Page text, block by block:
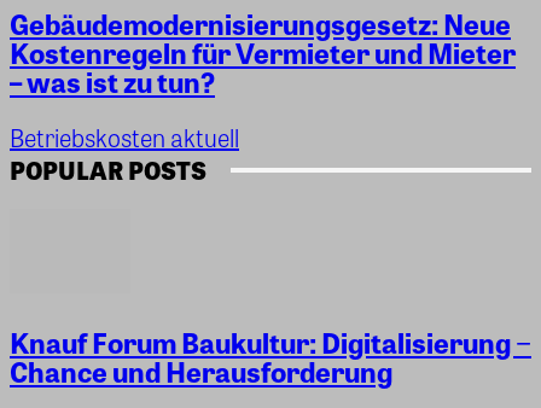
Gebäudemodernisierungsgesetz: Neue
Kostenregeln für Vermieter und Mieter
– was ist zu tun?
Betriebskosten aktuell
POPULAR POSTS
Knauf Forum Baukultur: Digitalisierung −
Chance und Herausforderung